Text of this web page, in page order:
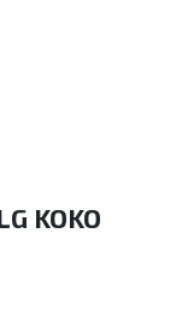
KOKO